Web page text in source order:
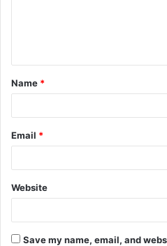
t
*
Name *
Email *
Website
Save my name, email, and